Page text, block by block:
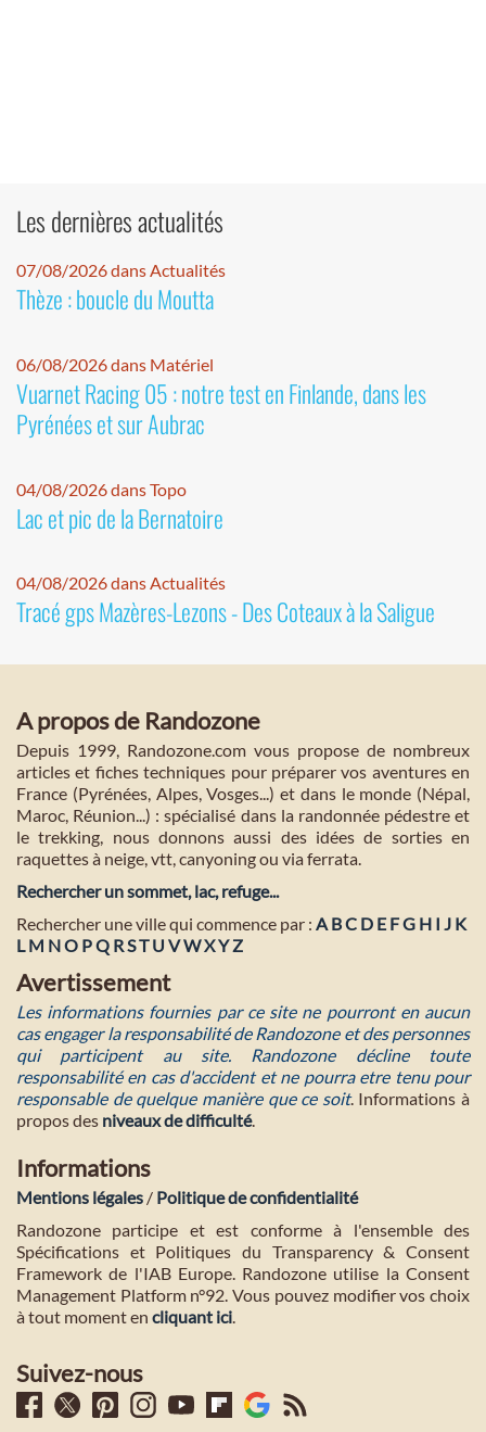
Les dernières actualités
07/08/2026 dans Actualités
Thèze : boucle du Moutta
06/08/2026 dans Matériel
Vuarnet Racing 05 : notre test en Finlande, dans les
Pyrénées et sur Aubrac
04/08/2026 dans Topo
Lac et pic de la Bernatoire
04/08/2026 dans Actualités
Tracé gps Mazères-Lezons - Des Coteaux à la Saligue
A propos de Randozone
Depuis 1999, Randozone.com vous propose de nombreux
articles et fiches techniques pour préparer vos aventures en
France (Pyrénées, Alpes, Vosges...) et dans le monde (Népal,
Maroc, Réunion...) : spécialisé dans la randonnée pédestre et
le trekking, nous donnons aussi des idées de sorties en
raquettes à neige, vtt, canyoning ou via ferrata.
Rechercher un sommet, lac, refuge...
Rechercher une ville qui commence par : A BC D E FG H I J K
L M NO PQ RST U VWXYZ
Avertissement
Les informations fournies par ce site ne pourront en aucun
cas engager la responsabilité de Randozone et des personnes
qui participent au site. Randozone décline toute
responsabilité en cas d'accident et ne pourra etre tenu pour
responsable de quelque manière que ce soit. Informations à
propos des niveaux de difficulté.
Informations
Mentions légales / Politique de confidentialité
Randozone participe et est conforme à l'ensemble des
Spécifications et Politiques du Transparency & Consent
Framework de l'IAB Europe. Randozone utilise la Consent
Management Platform n°92. Vous pouvez modifier vos choix
à tout moment en cliquant ici.
Suivez-nous